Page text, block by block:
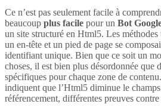
Ce n’est pas seulement facile à
beaucoup plus facile pour un Bot
un site structuré en Html5. Les
un en-tête et un pied de page se
identifiant unique. Bien que ce soit un
choses, il est bien plus désordonnée que
spécifiques pour chaque zone de
indiquent que l’Html5 diminue le
référencement, différentes preuves